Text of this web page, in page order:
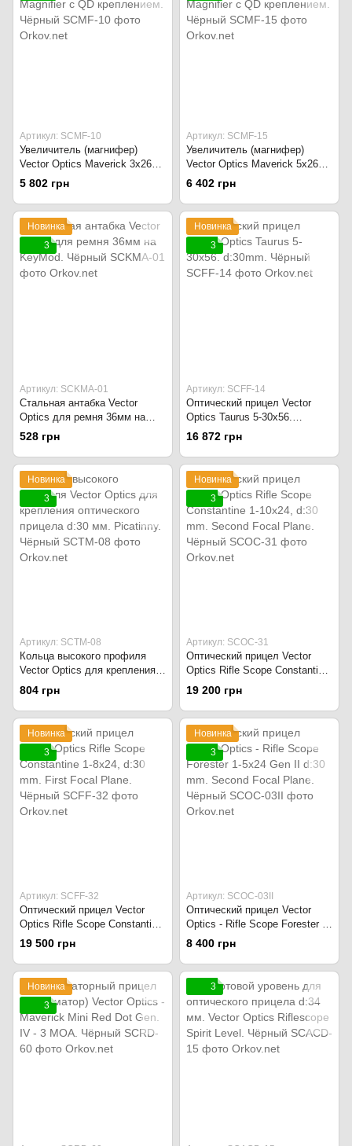
Артикул: SCMF-10
Увеличитель (магнифер)
Vector Optics Maverick 3x26
Magnifier с QD креплением.
5 802 грн
Артикул: SCMF-15
Увеличитель (магнифер)
Vector Optics Maverick 5x26
Magnifier с QD креплением.
6 402 грн
Новинка
3
Артикул: SCKMA-01
Стальная антабка Vector
Optics для ремня 36мм на
KeyMod. Чёрный
528 грн
Новинка
3
Артикул: SCFF-14
Оптический прицел Vector
Optics Taurus 5-30x56.
d:30mm. Чёрный
16 872 грн
Новинка
3
Артикул: SCTM-08
Кольца высокого профиля
Vector Optics для крепления
оптического прицела d:30 мм.
Picatinny. Чёрный
804 грн
Новинка
3
Артикул: SCOC-31
Оптический прицел Vector
Optics Rifle Scope Constantine
1-10x24, d:30 mm. Second
Focal Plane. Чёрный
19 200 грн
Новинка
3
Артикул: SCFF-32
Оптический прицел Vector
Optics Rifle Scope Constantine
1-8x24, d:30 mm. First Focal
Plane. Чёрный
19 500 грн
Новинка
3
Артикул: SCOC-03II
Оптический прицел Vector
Optics - Rifle Scope Forester 1-
5x24 Gen II d:30 mm. Second
Focal Plane. Чёрный
8 400 грн
Новинка
3
3